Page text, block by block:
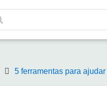
5 ferramentas para